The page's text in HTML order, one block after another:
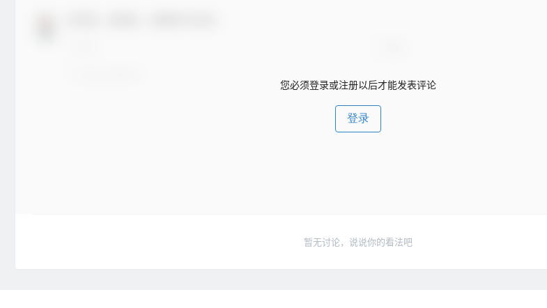
您必须登录或注册以后才能发表评论
登录
暂无讨论，说说你的看法吧